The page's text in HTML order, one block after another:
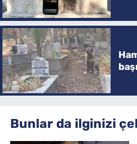
Bunlar da ilginizi